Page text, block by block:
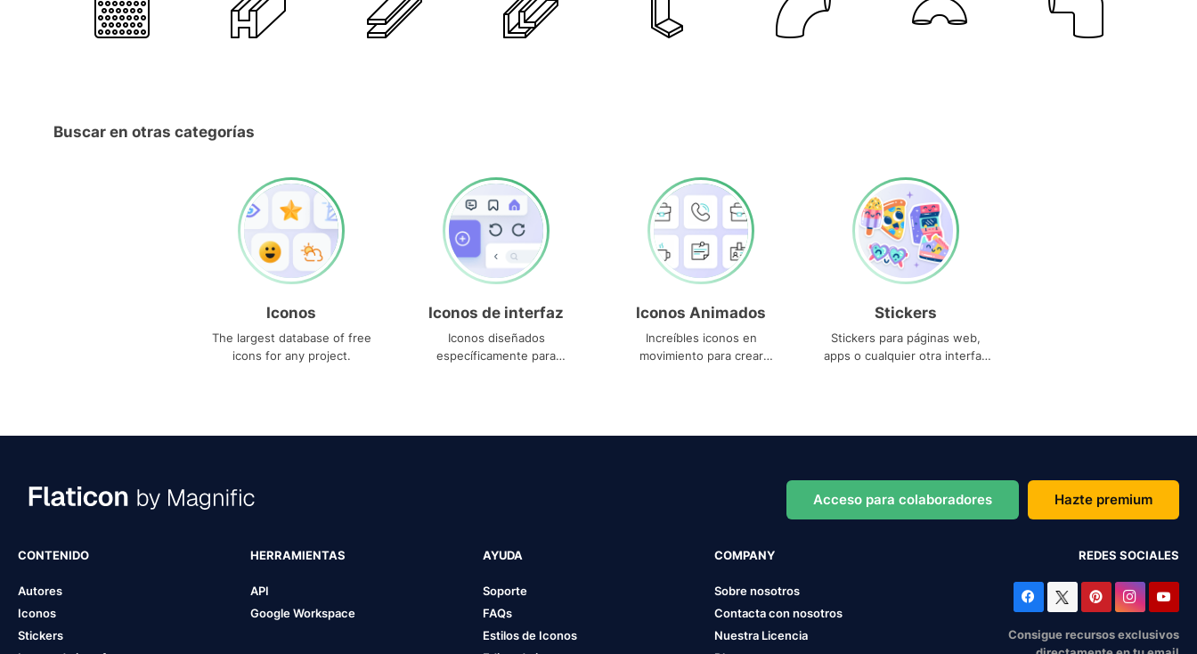
Buscar en otras categorías
Iconos
The largest database of free
icons for any project.
Iconos de interfaz
Iconos diseñados
específicamente para
Iconos Animados
Increíbles iconos en
movimiento para crear
Stickers
Stickers para páginas web,
apps o cualquier otra interfaz
Acceso para colaboradores Hazte premium
CONTENIDO
Autores
Iconos
Stickers
HERRAMIENTAS
API
Google Workspace
AYUDA
Soporte
FAQs
Estilos de Iconos
COMPANY
Sobre nosotros
Contacta con nosotros
Nuestra Licencia
REDES SOCIALES
Consigue recursos exclusivos